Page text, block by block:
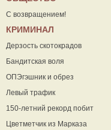
С возвращением!
КРИМИНАЛ
Дерзость скотокрадов
Бандитская воля
ОПЭгэшник и обрез
Левый трафик
150-летний рекорд побит
Цветметчик из Марказа